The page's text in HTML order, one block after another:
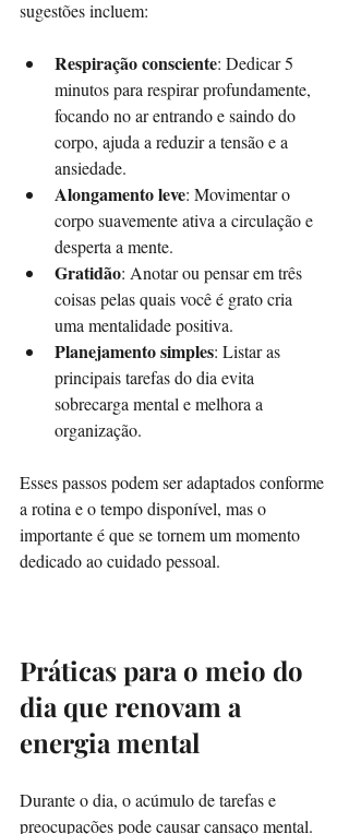
sugestões incluem:
Respiração consciente: Dedicar 5
minutos para respirar profundamente,
focando no ar entrando e saindo do
corpo, ajuda a reduzir a tensão e a
ansiedade.
Alongamento leve: Movimentar o
corpo suavemente ativa a circulação e
desperta a mente.
Gratidão: Anotar ou pensar em três
coisas pelas quais você é grato cria
uma mentalidade positiva.
Planejamento simples: Listar as
principais tarefas do dia evita
sobrecarga mental e melhora a
organização.
Esses passos podem ser adaptados conforme
a rotina e o tempo disponível, mas o
importante é que se tornem um momento
dedicado ao cuidado pessoal.
Práticas para o meio do
dia que renovam a
energia mental
Durante o dia, o acúmulo de tarefas e
preocupações pode causar cansaço mental.